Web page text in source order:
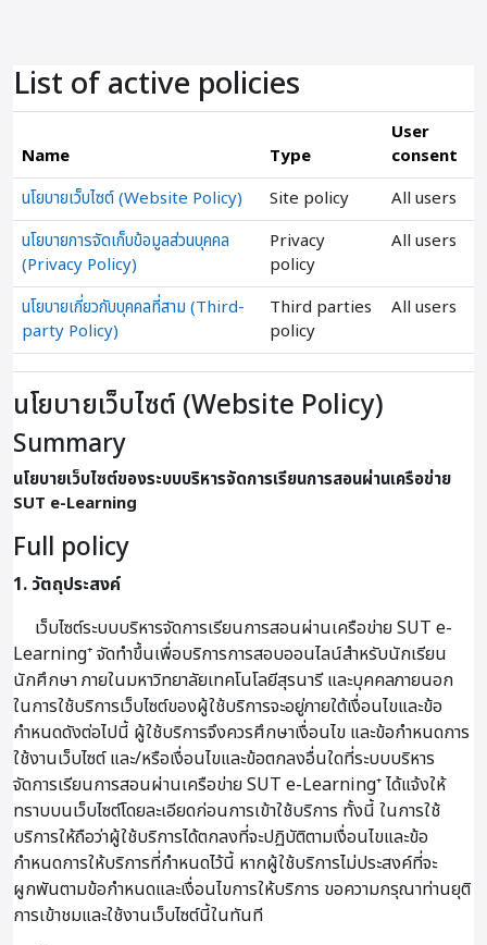
List of active policies
Name Type
User
consent
นโยบายเว็บไซต์ (Website Policy)
Site policy
All users
นโยบายการจัดเก็บข้อมูลส่วนบุคคล
(Privacy Policy)
Privacy
policy
All users
นโยบายเกี่ยวกับบุคคลที่สาม (Third-
party Policy)
Third parties
policy
All users
นโยบายเว็บไซต์ (Website Policy)
Summary
นโยบายเว็บไซต์ของระบบบริหารจัดการเรียนการสอนผ่านเครือข่าย
SUT e-Learning
Full policy
1. วัตถุประสงค์
เว็บไซต์ระบบบริหารจัดการเรียนการสอนผ่านเครือข่าย SUT e-
Learning⁺ จัดทำขึ้นเพื่อบริการการสอบออนไลน์สำหรับนักเรียน
นักศึกษา ภายในมหาวิทยาลัยเทคโนโลยีสุรนารี และบุคคลภายนอก
ในการใช้บริการเว็บไซต์ของผู้ใช้บริการจะอยู่ภายใต้เงื่อนไขและข้อ
กำหนดดังต่อไปนี้ ผู้ใช้บริการจึงควรศึกษาเงื่อนไข และข้อกำหนดการ
ใช้งานเว็บไซต์ และ/หรือเงื่อนไขและข้อตกลงอื่นใดที่ระบบบริหาร
จัดการเรียนการสอนผ่านเครือข่าย SUT e-Learning⁺ ได้แจ้งให้
ทราบบนเว็บไซต์โดยละเอียดก่อนการเข้าใช้บริการ ทั้งนี้ ในการใช้
บริการให้ถือว่าผู้ใช้บริการได้ตกลงที่จะปฏิบัติตามเงื่อนไขและข้อ
กำหนดการให้บริการที่กำหนดไว้นี้ หากผู้ใช้บริการไม่ประสงค์ที่จะ
ผูกพันตามข้อกำหนดและเงื่อนไขการให้บริการ ขอความกรุณาท่านยุติ
การเข้าชมและใช้งานเว็บไซต์นี้ในทันที